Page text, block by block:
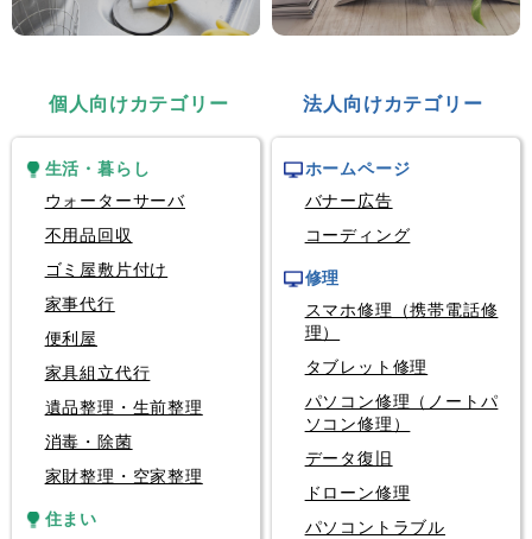
個人向けカテゴリー 法人向けカテゴリー
生活・暮らし
ウォーターサーバ
不用品回収
ゴミ屋敷片付け
家事代行
便利屋
家具組立代行
遺品整理・生前整理
消毒・除菌
家財整理・空家整理
住まい
ホームページ
バナー広告
コーディング
修理
スマホ修理（携帯電話修
理）
タブレット修理
パソコン修理（ノートパ
ソコン修理）
データ復旧
ドローン修理
パソコントラブル